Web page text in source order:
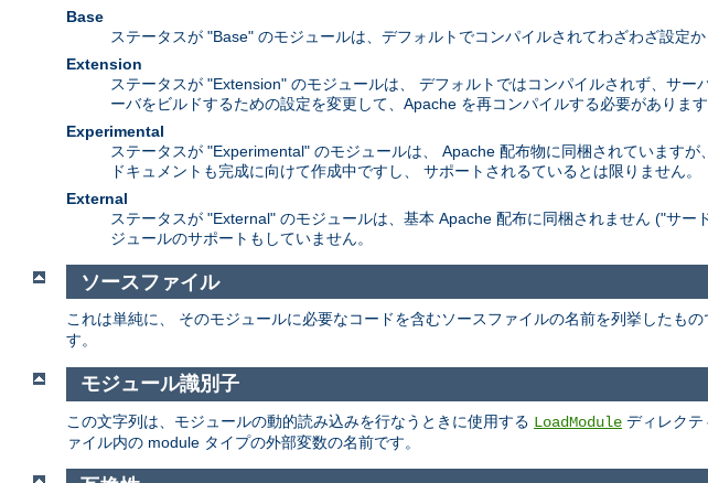
Base
ステータスが "Base" のモジュールは、デフォルトでコンパイルされてわざわざ設定
Extension
ステータスが "Extension" のモジュールは、 デフォルトではコンパイルされず、サ
ーバをビルドするための設定を変更して、Apache を再コンパイルする必要があります
Experimental
ステータスが "Experimental" のモジュールは、 Apache 配布物に同梱されています
ドキュメントも完成に向けて作成中ですし、 サポートされるているとは限りません。
External
ステータスが "External" のモジュールは、基本 Apache 配布に同梱されません ("サ
ジュールのサポートもしていません。
ソースファイル
これは単純に、 そのモジュールに必要なコードを含むソースファイルの名前を列挙したもの
す。
モジュール識別子
この文字列は、モジュールの動的読み込みを行なうときに使用する LoadModule ディレクテ
ァイル内の module タイプの外部変数の名前です。